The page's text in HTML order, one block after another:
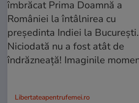
Libertateapentrufemei.ro